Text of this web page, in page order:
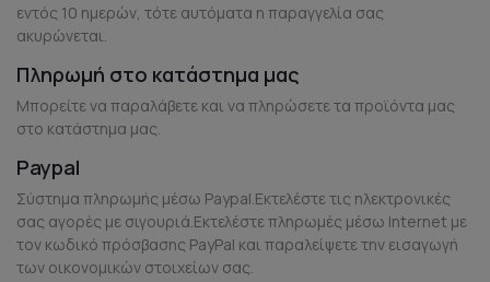
εντός 10 ημερών, τότε αυτόματα η παραγγελία σας
ακυρώνεται.
Πληρωμή στο κατάστημα μας
Μπορείτε να παραλάβετε και να πληρώσετε τα προϊόντα μας
στο κατάστημα μας.
Paypal
Σύστημα πληρωμής μέσω Paypal.Εκτελέστε τις ηλεκτρονικές
σας αγορές με σιγουριά.Εκτελέστε πληρωμές μέσω Internet με
τον κωδικό πρόσβασης PayPal και παραλείψετε την εισαγωγή
των οικονομικών στοιχείων σας.